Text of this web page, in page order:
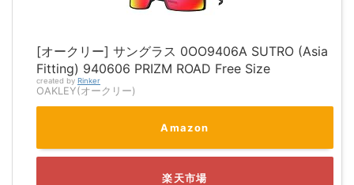
[オークリー] サングラス 0OO9406A SUTRO (Asia
Fitting) 940606 PRIZM ROAD Free Size
created by Rinker
OAKLEY(オークリー)
Amazon
楽天市場